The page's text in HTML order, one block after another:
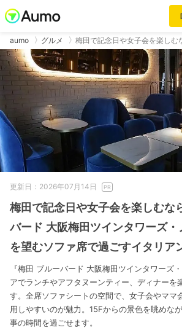
aumo グルメ 梅田で記念日や女子会を楽しむ
更新日：2026年07月14日
梅田で記念日や女子会を楽しむな
バード 大阪梅田ツインタワーズ
を望むソファ席で過ごすイタリア
『梅田 ブルーバード 大阪梅田ツインタワーズ
アでランチやアフタヌーンティー、ディナーを
す。全席ソファシートの空間で、女子会やママ
用しやすいのが魅力。15Fからの景色を眺めな
事の時間を過ごせます。